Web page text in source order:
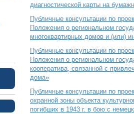
диагностической карты на
Публичные консультации по
Положения о региональном
многоквартирных домов и (или)
Публичные консультации по
Положения о региональном
кооператива, связанной с
дома»
Публичные консультации по
охранной зоны объекта
погибших в 1943 г. в бою с